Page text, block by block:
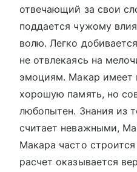
отвечающий за свои
поддается чужому
волю. Легко
не отвлекаясь на
эмоциям. Макар имеет
хорошую память, но
любопытен. Знания из
считает неважными,
Макара часто
расчет оказывается